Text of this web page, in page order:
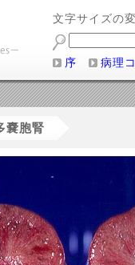
文字サイズの
序
病理
嚢胞腎